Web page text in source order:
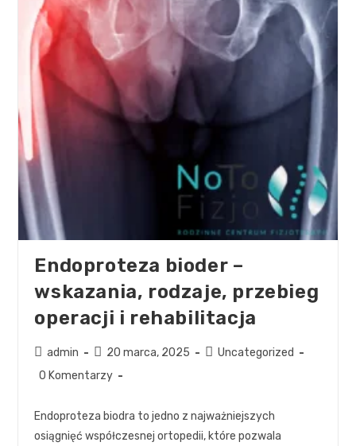
Endoproteza bioder –
wskazania, rodzaje, przebieg
operacji i rehabilitacja
admin 20 marca, 2025
Uncategorized
0 Komentarzy
Endoproteza biodra to jedno z najważniejszych
osiągnięć współczesnej ortopedii, które pozwala